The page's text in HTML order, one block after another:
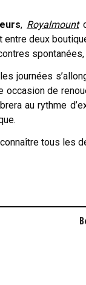
, Royalmount
deux
journées
de
au rythme
tous les